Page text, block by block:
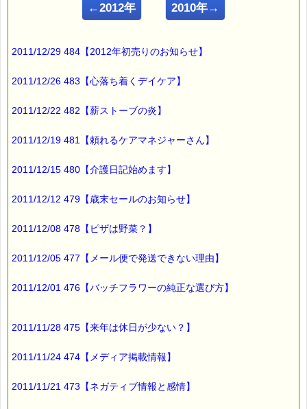
ｅパスタイム店長の
【ストレスがないのも良くない？】
アメリカの学者が
ストレスが無い状態で
どうなるか
体温調節が狂う等の
人間は
ストレスを受けながら
←2012年 2010年→
2011/12/29 484【2012年初売りのお知らせ】
2011/12/26 483【心落ち着くデイケア】
2011/12/22 482【薪ストーブの炎】
2011/12/19 481【頼れるケアマネジャーさん】
2011/12/15 480【介護日記始めます】
2011/12/12 479【歳末セールのお知らせ】
2011/12/08 478【ピザは野菜？】
2011/12/05 477【メール便で発送できない理由】
2011/12/01 476【バッチフラワーの純正な選び方】
2011/11/28 475【来年は休日が少ない？】
2011/11/24 474【メディア掲載情報】
2011/11/21 473【ネガティブ情報と感情】